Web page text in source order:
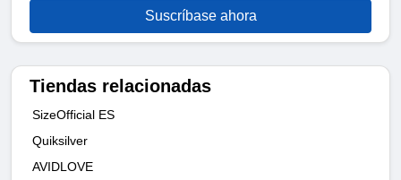
Suscríbase ahora
Tiendas relacionadas
SizeOfficial ES
Quiksilver
AVIDLOVE